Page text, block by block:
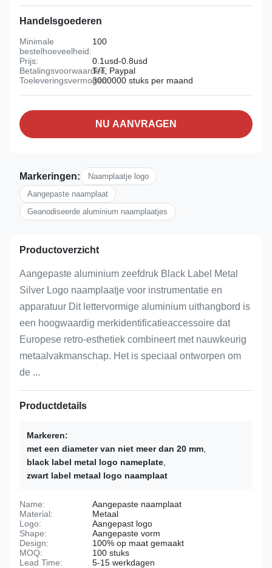
Handelsgoederen
Minimale
bestelhoeveelheid:
100
Prijs:
0.1usd-0.8usd
Betalingsvoorwaarden:T/T, Paypal
Toeleveringsvermogen:3000000 stuks per maand
NU AANVRAGEN
Markeringen:
Naamplaatje logo
Aangepaste naamplaat
Geanodiseerde aluminium naamplaatjes
Productoverzicht
Aangepaste aluminium zeefdruk Black Label Metal
Silver Logo naamplaatje voor instrumentatie en
apparatuur Dit lettervormige aluminium uithangbord is
een hoogwaardig merkidentificatieaccessoire dat
Europese retro-esthetiek combineert met nauwkeurig
metaalvakmanschap. Het is speciaal ontworpen om
de ...
Productdetails
Markeren:
met een diameter van niet meer dan 20 mm
black label metal logo nameplate
zwart label metaal logo naamplaat
Name:
Aangepaste naamplaat
Material:
Metaal
Logo:
Aangepast logo
Shape:
Aangepaste vorm
Design:
100% op maat gemaakt
MOQ:
100 stuks
Lead Time:
5-15 werkdagen